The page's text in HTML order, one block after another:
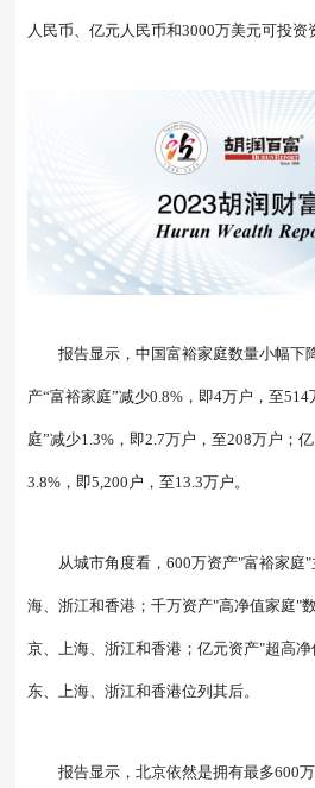
人民币、亿元人民币和3000万美元可投资
报告显示，中国富裕家庭数量小幅下
产“富裕家庭”减少0.8%，即4万户，至
庭”减少1.3%，即2.7万户，至208万户；
3.8%，即5,200户，至13.3万户。
从城市角度看，600万资产"富裕家庭
海、浙江和香港；千万资产"高净值家庭"
京、上海、浙江和香港；亿元资产"超高
东、上海、浙江和香港位列其后。
报告显示，北京依然是拥有最多600